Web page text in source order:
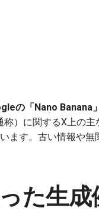
の「Nano Banana」
）に関するX上の
ます。古い情報や
た生